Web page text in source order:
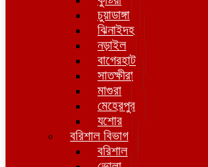
চুয়াডাঙ্গা
ঝিনাইদহ
নড়াইল
বাগেরহাট
সাতক্ষীরা
মাগুরা
মেহেরপুর
যশোর
বরিশাল বিভাগ
বরিশাল